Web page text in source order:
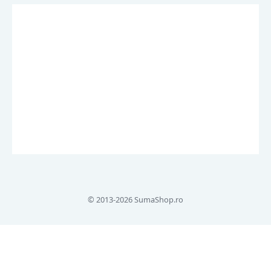
© 2013-2026 SumaShop.ro